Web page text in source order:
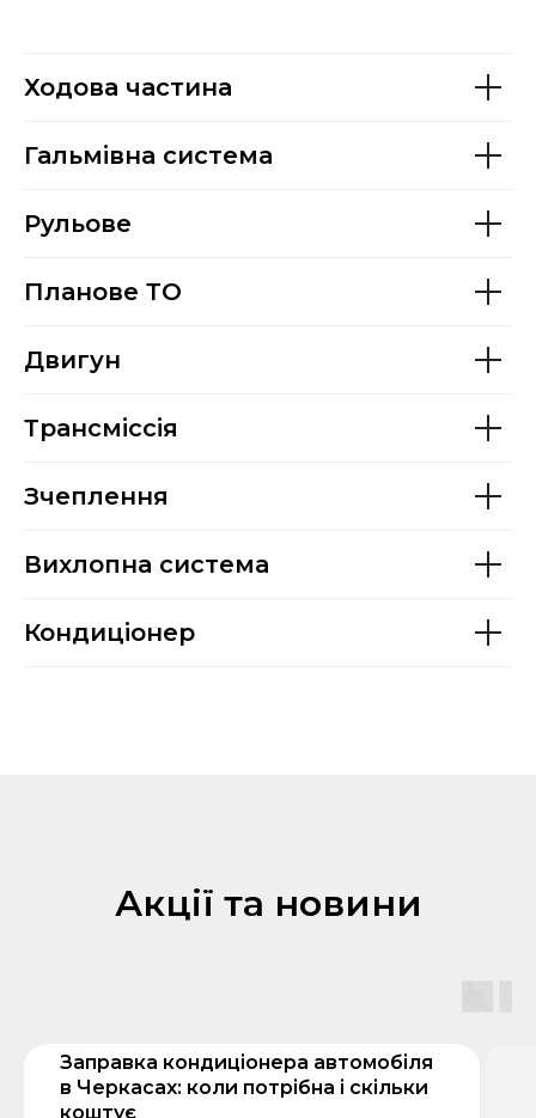
Ходова частина
Гальмівна система
Рульове
Планове ТО
Двигун
Трансміссія
Зчеплення
Вихлопна система
Кондиціонер
Акції та новини
Заправка кондиціонера автомобіля
в Черкасах: коли потрібна і скільки
коштує